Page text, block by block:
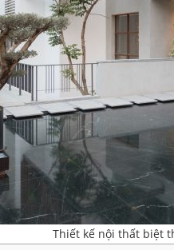
Thiết kế nội thất biệt